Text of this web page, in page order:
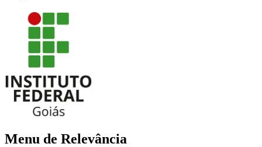
Menu de Relevância